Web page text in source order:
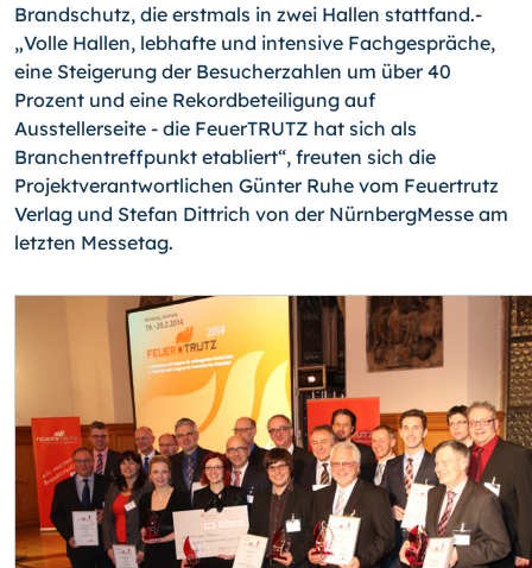
Brandschutz, die erstmals in zwei Hallen stattfand.­
„Volle Hallen, lebhafte und inten­sive Fachgespräche,
eine Steigerung der Besucherzahlen um über 40
Prozent und ei­ne Rekordbeteiligung auf
Ausstellerseite - die FeuerTRUTZ hat sich als
Branchentreff­punkt etabliert“, freuten sich die
Projektverantwortlichen Günter Ruhe vom Feuertrutz
Verlag und Stefan Dittrich von der NürnbergMesse am
letzten Messetag.